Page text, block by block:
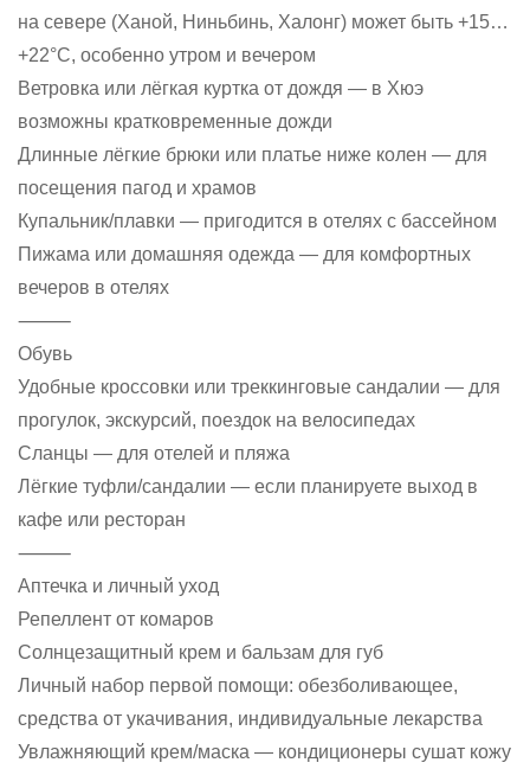
на севере (Ханой, Ниньбинь, Халонг) может быть +15…
+22°C, особенно утром и вечером
Ветровка или лёгкая куртка от дождя — в Хюэ
возможны кратковременные дожди
Длинные лёгкие брюки или платье ниже колен — для
посещения пагод и храмов
Купальник/плавки — пригодится в отелях с бассейном
Пижама или домашняя одежда — для комфортных
вечеров в отелях
⸻
Обувь
Удобные кроссовки или треккинговые сандалии — для
прогулок, экскурсий, поездок на велосипедах
Сланцы — для отелей и пляжа
Лёгкие туфли/сандалии — если планируете выход в
кафе или ресторан
⸻
Аптечка и личный уход
Репеллент от комаров
Солнцезащитный крем и бальзам для губ
Личный набор первой помощи: обезболивающее,
средства от укачивания, индивидуальные лекарства
Увлажняющий крем/маска — кондиционеры сушат кожу